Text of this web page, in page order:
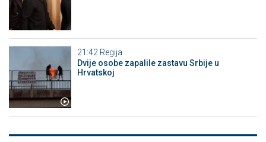
21:42 Regija
Dvije osobe zapalile zastavu Srbije u
Hrvatskoj